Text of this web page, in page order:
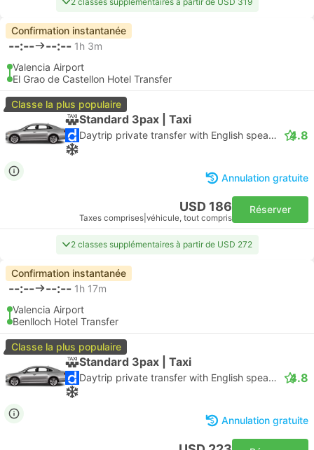
Confirmation instantanée
--:-- --:-- 1h 3m
Valencia Airport
El Grao de Castellon Hotel Transfer
Classe la plus populaire
Standard 3pax | Taxi
Daytrip private transfer with English speaking driver 4.8
Annulation gratuite
USD 186
Taxes comprises véhicule, tout compris
Réserver
2 classes supplémentaires à partir de USD 272
Confirmation instantanée
--:-- --:-- 1h 17m
Valencia Airport
Benlloch Hotel Transfer
Classe la plus populaire
Standard 3pax | Taxi
Daytrip private transfer with English speaking driver 4.8
Annulation gratuite